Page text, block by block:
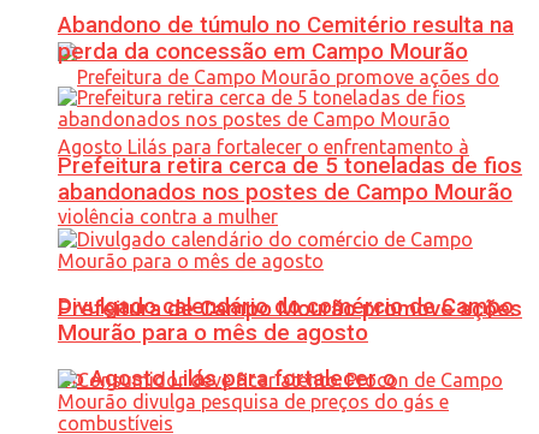
Prefeitura de Campo Mourão promove ações
do Agosto Lilás para fortalecer o
Abandono de túmulo no Cemitério resulta na
perda da concessão em Campo Mourão
Prefeitura retira cerca de 5 toneladas de fios
abandonados nos postes de Campo Mourão
Divulgado calendário do comércio de Campo
Mourão para o mês de agosto